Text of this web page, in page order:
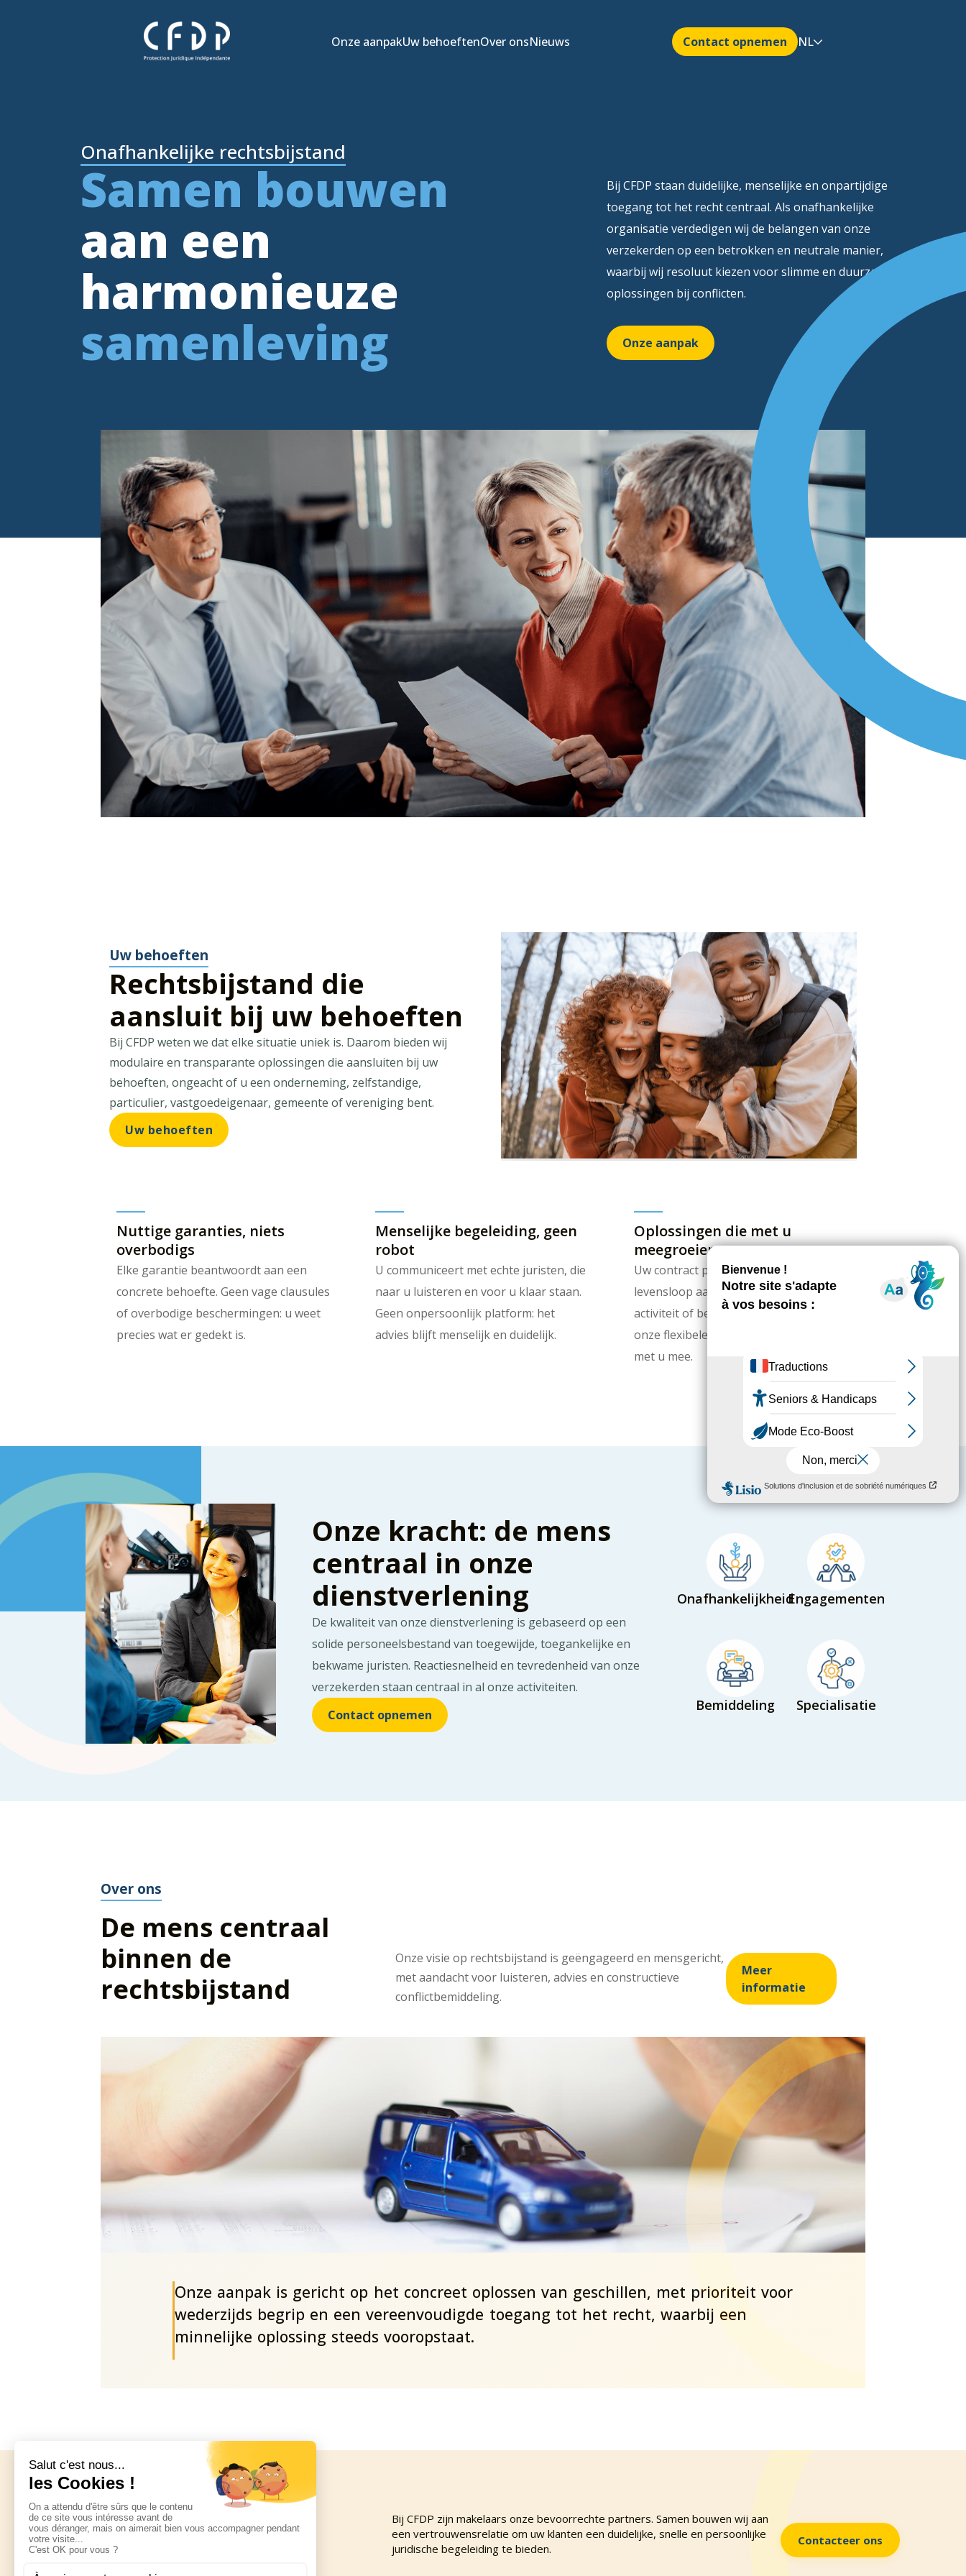
Onze aanpakUw behoeftenOver onsNieuws Contact opnemen NL
Onafhankelijke rechtsbijstand
Samen bouwen
aan een
harmonieuze
samenleving
Bij CFDP staan duidelijke, menselijke en onpartijdige
toegang tot het recht centraal. Als onafhankelijke
organisatie verdedigen wij de belangen van onze
verzekerden op een betrokken en neutrale manier,
waarbij wij resoluut kiezen voor slimme en duurzame
oplossingen bij conflicten.
Onze aanpak
Uw behoeften
Rechtsbijstand die
aansluit bij uw behoeften
Bij CFDP weten we dat elke situatie uniek is. Daarom bieden wij
modulaire en transparante oplossingen die aansluiten bij uw
behoeften, ongeacht of u een onderneming, zelfstandige,
particulier, vastgoedeigenaar, gemeente of vereniging bent.
Uw behoeften
Nuttige garanties, niets
overbodigs
Elke garantie beantwoordt aan een
concrete behoefte. Geen vage clausules
of overbodige beschermingen: u weet
precies wat er gedekt is.
Menselijke begeleiding, geen
robot
U communiceert met echte juristen, die
naar u luisteren en voor u klaar staan.
Geen onpersoonlijk platform: het
advies blijft menselijk en duidelijk.
Oplossingen die met u
meegroeien
Uw contract past zich aan uw
levensloop aan. Verandert uw situatie,
activiteit of behoefte, dan evolueren
onze flexibele oplossingen eenvoudig
met u mee.
Onze kracht: de mens
centraal in onze
dienstverlening
De kwaliteit van onze dienstverlening is gebaseerd op een
solide personeelsbestand van toegewijde, toegankelijke en
bekwame juristen. Reactiesnelheid en tevredenheid van onze
verzekerden staan centraal in al onze activiteiten.
Contact opnemen
OnafhankelijkheidEngagementen
Bemiddeling Specialisatie
Over ons
De mens centraal
binnen de
rechtsbijstand
Onze visie op rechtsbijstand is geëngageerd en mensgericht,
met aandacht voor luisteren, advies en constructieve
conflictbemiddeling.
Meer
informatie
Onze aanpak is gericht op het concreet oplossen van geschillen, met prioriteit voor
wederzijds begrip en een vereenvoudigde toegang tot het recht, waarbij een
minnelijke oplossing steeds vooropstaat.
Makelaars, u staat
centraal in de relatie
Bij CFDP zijn makelaars onze bevoorrechte partners. Samen bouwen wij aan
een vertrouwensrelatie om uw klanten een duidelijke, snelle en persoonlijke
juridische begeleiding te bieden.
Contacteer ons